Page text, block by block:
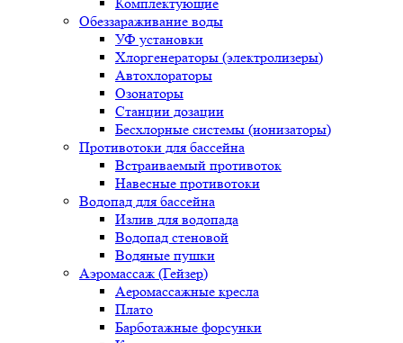
Обеззараживание воды
УФ установки
Хлоргенераторы (электролизеры)
Автохлораторы
Озонаторы
Станции дозации
Бесхлорные системы (ионизаторы)
Противотоки для бассейна
Встраиваемый противоток
Навесные противотоки
Водопад для бассейна
Излив для водопада
Водопад стеновой
Водяные пушки
Аэромассаж (Гейзер)
Аеромассажные кресла
Плато
Барботажные форсунки